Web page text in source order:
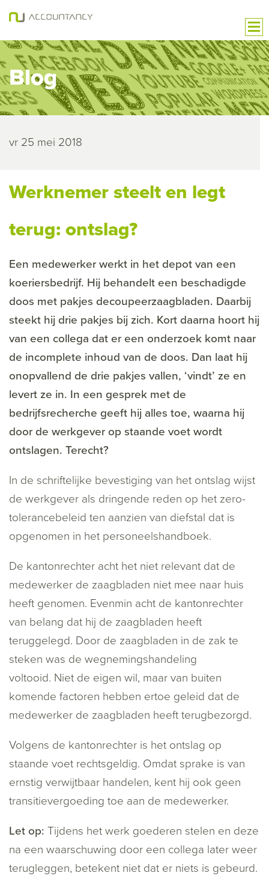
Blog
vr 25 mei 2018
Werknemer steelt en legt
terug: ontslag?
Een medewerker werkt in het depot van een
koeriersbedrijf. Hij behandelt een beschadigde
doos met pakjes decoupeerzaagbladen. Daarbij
steekt hij drie pakjes bij zich. Kort daarna hoort hij
van een collega dat er een onderzoek komt naar
de incomplete inhoud van de doos. Dan laat hij
onopvallend de drie pakjes vallen, ‘vindt’ ze en
levert ze in. In een gesprek met de
bedrijfsrecherche geeft hij alles toe, waarna hij
door de werkgever op staande voet wordt
ontslagen. Terecht?
In de schriftelijke bevestiging van het ontslag wijst
de werkgever als dringende reden op het zero-
tolerancebeleid ten aanzien van diefstal dat is
opgenomen in het personeelshandboek.
De kantonrechter acht het niet relevant dat de
medewerker de zaagbladen niet mee naar huis
heeft genomen. Evenmin acht de kantonrechter
van belang dat hij de zaagbladen heeft
teruggelegd. Door de zaagbladen in de zak te
steken was de wegnemingshandeling
voltooid. Niet de eigen wil, maar van buiten
komende factoren hebben ertoe geleid dat de
medewerker de zaagbladen heeft terugbezorgd.
Volgens de kantonrechter is het ontslag op
staande voet rechtsgeldig. Omdat sprake is van
ernstig verwijtbaar handelen, kent hij ook geen
transitievergoeding toe aan de medewerker.
Let op: Tijdens het werk goederen stelen en deze
na een waarschuwing door een collega later weer
terugleggen, betekent niet dat er niets is gebeurd.